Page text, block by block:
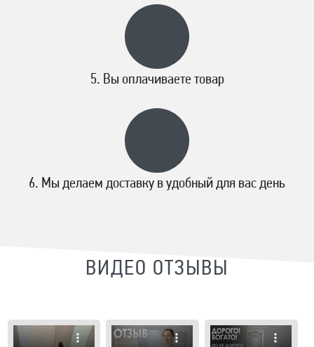
Вы оплачиваете товар
Мы делаем доставку в удобный для вас день
ВИДЕО ОТЗЫВЫ